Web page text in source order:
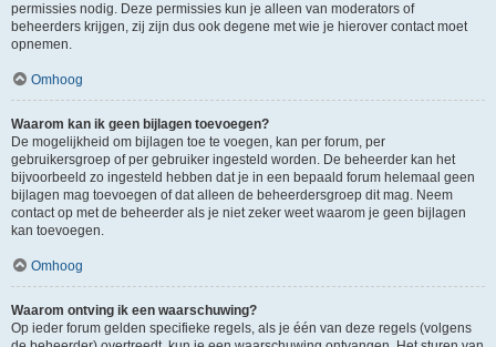
permissies nodig. Deze permissies kun je alleen van moderators of
beheerders krijgen, zij zijn dus ook degene met wie je hierover contact moet
opnemen.
Omhoog
Waarom kan ik geen bijlagen toevoegen?
De mogelijkheid om bijlagen toe te voegen, kan per forum, per
gebruikersgroep of per gebruiker ingesteld worden. De beheerder kan het
bijvoorbeeld zo ingesteld hebben dat je in een bepaald forum helemaal geen
bijlagen mag toevoegen of dat alleen de beheerdersgroep dit mag. Neem
contact op met de beheerder als je niet zeker weet waarom je geen bijlagen
kan toevoegen.
Omhoog
Waarom ontving ik een waarschuwing?
Op ieder forum gelden specifieke regels, als je één van deze regels (volgens